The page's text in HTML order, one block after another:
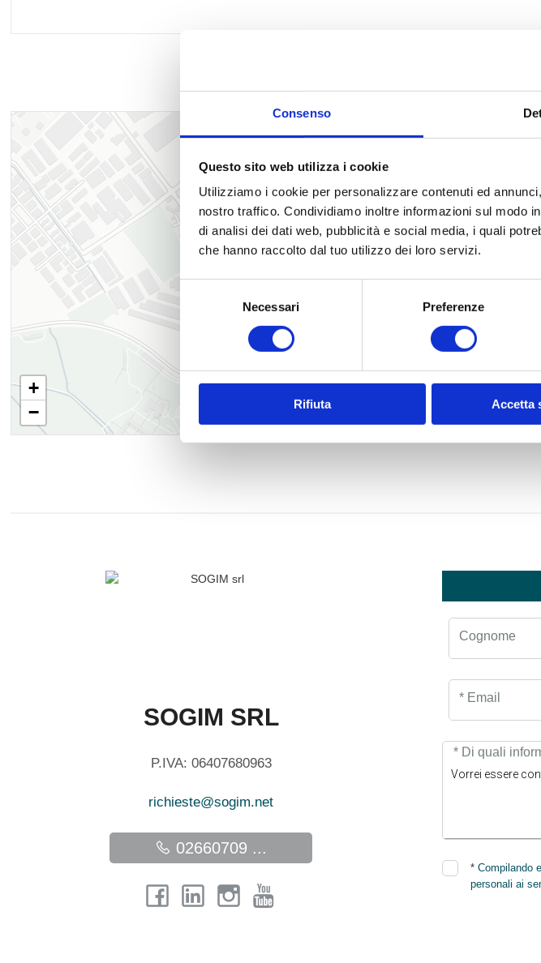
Consenso
Questo sito web utilizza i cookie
Utilizziamo i cookie per personalizzare contenuti ed
nostro traffico. Condividiamo inoltre informazioni sul modo
di analisi dei dati web, pubblicità e social media, i quali
che hanno raccolto dal tuo utilizzo dei loro servizi.
Necessari Preferenze
Rifiuta Accetta
+
−
SOGIM SRL
P.IVA: 06407680963
richieste@sogim.net
02660709 ...
Cognome
* Email
* Di quali
*Compilando
personali ai